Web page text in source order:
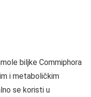
biljke Commiphora
i metaboličkim
se koristi u